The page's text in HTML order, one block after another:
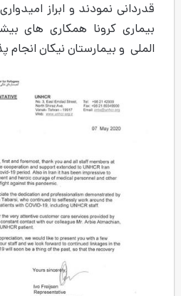
امیدواری کردند که پس از دوران
های بیشتری بین این نهاد بین
انجام پذیرد.